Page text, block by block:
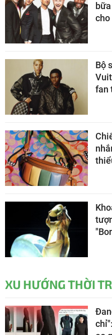
cho
Bộ
fan
XU HƯỚNG THỜI